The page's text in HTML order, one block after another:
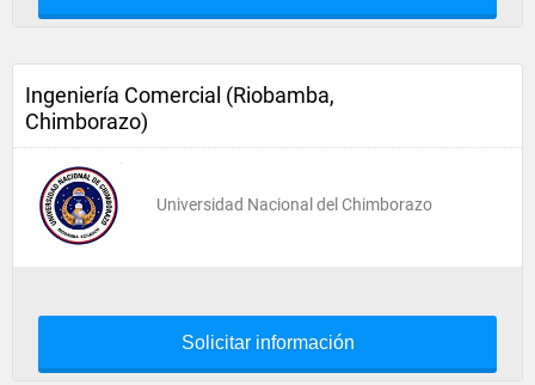
Ingeniería Comercial (Riobamba,
Chimborazo)
Universidad Nacional del Chimborazo
Solicitar información